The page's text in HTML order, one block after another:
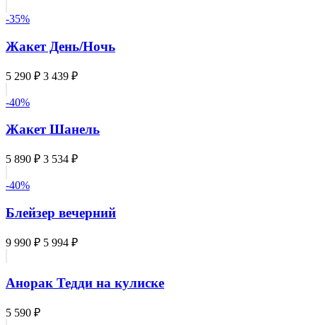
-35%
Жакет День/Ночь
5 290 ₽ 3 439 ₽
-40%
Жакет Шанель
5 890 ₽ 3 534 ₽
-40%
Блейзер вечерний
9 990 ₽ 5 994 ₽
Анорак Тедди на кулиске
5 590 ₽